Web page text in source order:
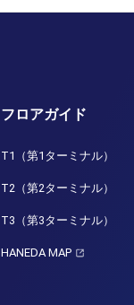
フロアガイド
T1（第1ターミナル）
T2（第2ターミナル）
T3（第3ターミナル）
HANEDA MAP